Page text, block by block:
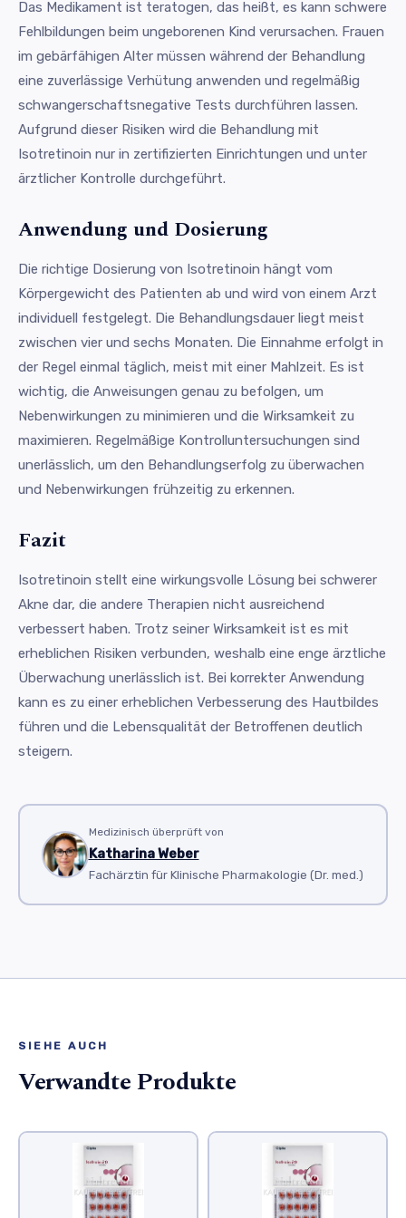
Das Medikament ist teratogen, das heißt, es kann schwere
Fehlbildungen beim ungeborenen Kind verursachen. Frauen
im gebärfähigen Alter müssen während der Behandlung
eine zuverlässige Verhütung anwenden und regelmäßig
schwangerschaftsnegative Tests durchführen lassen.
Aufgrund dieser Risiken wird die Behandlung mit
Isotretinoin nur in zertifizierten Einrichtungen und unter
ärztlicher Kontrolle durchgeführt.
Anwendung und Dosierung
Die richtige Dosierung von Isotretinoin hängt vom
Körpergewicht des Patienten ab und wird von einem Arzt
individuell festgelegt. Die Behandlungsdauer liegt meist
zwischen vier und sechs Monaten. Die Einnahme erfolgt in
der Regel einmal täglich, meist mit einer Mahlzeit. Es ist
wichtig, die Anweisungen genau zu befolgen, um
Nebenwirkungen zu minimieren und die Wirksamkeit zu
maximieren. Regelmäßige Kontrolluntersuchungen sind
unerlässlich, um den Behandlungserfolg zu überwachen
und Nebenwirkungen frühzeitig zu erkennen.
Fazit
Isotretinoin stellt eine wirkungsvolle Lösung bei schwerer
Akne dar, die andere Therapien nicht ausreichend
verbessert haben. Trotz seiner Wirksamkeit ist es mit
erheblichen Risiken verbunden, weshalb eine enge ärztliche
Überwachung unerlässlich ist. Bei korrekter Anwendung
kann es zu einer erheblichen Verbesserung des Hautbildes
führen und die Lebensqualität der Betroffenen deutlich
steigern.
Medizinisch überprüft von
Katharina Weber
Fachärztin für Klinische Pharmakologie (Dr. med.)
SIEHE AUCH
Verwandte Produkte